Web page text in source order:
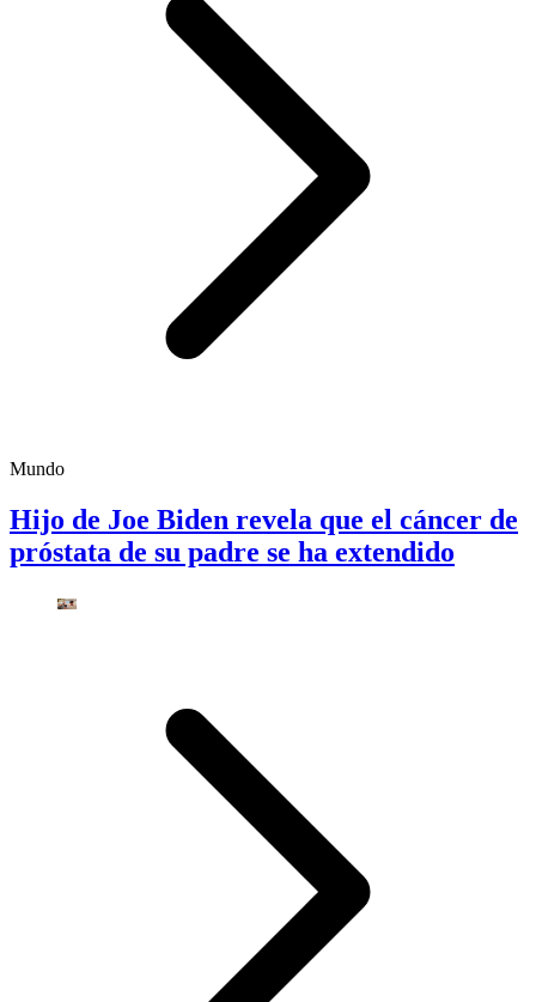
Mundo
Hijo de Joe Biden revela que el cáncer de
próstata de su padre se ha extendido